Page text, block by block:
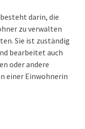
darin, die
zu verwalten
Sie ist zuständig
bearbeitet auch
oder andere
einer Einwohnerin